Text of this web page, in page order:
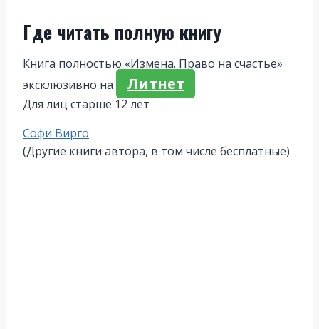
Где читать полную книгу
Книга полностью «Измена. Право на счастье»
эксклюзивно на
Литнет
Для лиц старше 12 лет
Метки
записи:
Софи Вирго
(Другие книги автора, в том числе бесплатные)